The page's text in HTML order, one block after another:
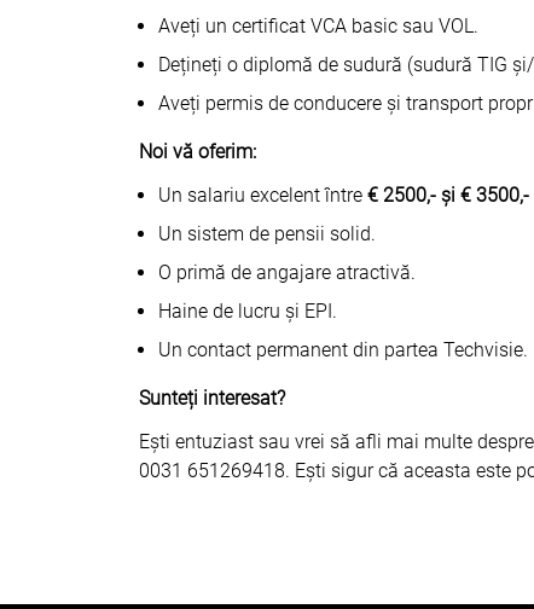
Aveți un certificat VCA basic sau VOL.
Dețineți o diplomă de sudură (sudură TIG
Aveți permis de conducere și transport
Noi vă oferim:
Un salariu excelent între € 2500,- și € 3500,-
Un sistem de pensii solid.
O primă de angajare atractivă.
Haine de lucru și EPI.
Un contact permanent din partea Techvisie.
Sunteți interesat?
Ești entuziast sau vrei să afli mai multe
0031 651269418. Ești sigur că aceasta este